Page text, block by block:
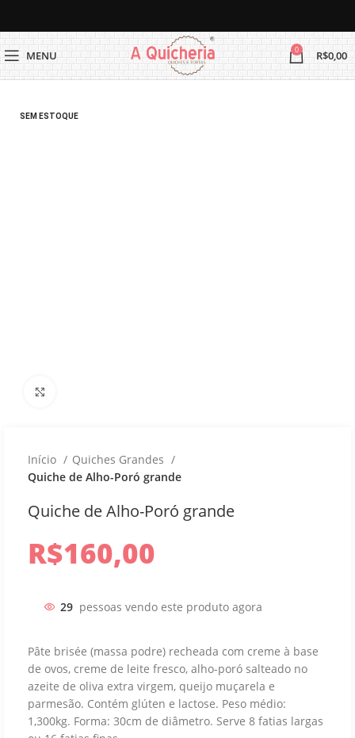
MENU 0 R$0,00
SEM ESTOQUE
Início
Quiches Grandes
Quiche de Alho-Poró grande
Quiche de Alho-Poró grande
R$160,00
29 pessoas vendo este produto agora
Pâte brisée (massa podre) recheada com creme à base
de ovos, creme de leite fresco, alho-poró salteado no
azeite de oliva extra virgem, queijo muçarela e
parmesão. Contém glúten e lactose. Peso médio:
1,300kg. Forma: 30cm de diâmetro. Serve 8 fatias largas